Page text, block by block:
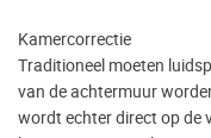
Kamercorrectie
Traditioneel moeten
van de achtermuur
wordt echter direct op de